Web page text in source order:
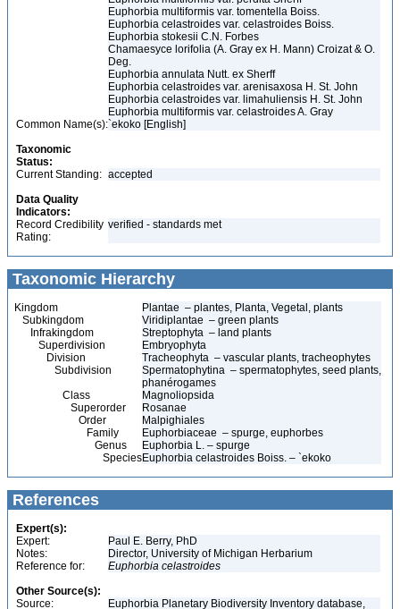
Euphorbia multiformis var. tomentella Boiss.
Euphorbia celastroides var. celastroides Boiss.
Euphorbia stokesii C.N. Forbes
Chamaesyce lorifolia (A. Gray ex H. Mann) Croizat & O.
Deg.
Euphorbia annulata Nutt. ex Sherff
Euphorbia celastroides var. arenisaxosa H. St. John
Euphorbia celastroides var. limahuliensis H. St. John
Euphorbia multiformis var. celastroides A. Gray
Common Name(s):`ekoko [English]
Taxonomic
Status:
Current Standing: accepted
Data Quality
Indicators:
Record Credibility
Rating:
verified - standards met
Taxonomic Hierarchy
Kingdom
Plantae – plantes, Planta, Vegetal, plants
Subkingdom
Viridiplantae – green plants
Infrakingdom
Streptophyta – land plants
Superdivision
Embryophyta
Division
Tracheophyta – vascular plants, tracheophytes
Subdivision
Spermatophytina – spermatophytes, seed plants,
phanérogames
Class
Magnoliopsida
Superorder
Rosanae
Order
Malpighiales
Family
Euphorbiaceae – spurge, euphorbes
Genus
Euphorbia L. – spurge
SpeciesEuphorbia celastroides Boiss. – `ekoko
References
Expert(s):
Expert:
Paul E. Berry, PhD
Notes:
Director, University of Michigan Herbarium
Reference for:
Euphorbia celastroides
Other Source(s):
Source:
Euphorbia Planetary Biodiversity Inventory database,